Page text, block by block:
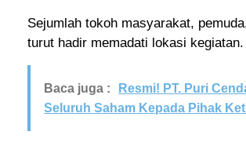
Sejumlah tokoh masyarakat,
turut hadir memadati lokasi kegiatan.
Baca juga :
Resmi! PT. Puri
Seluruh Saham Kepada Pihak